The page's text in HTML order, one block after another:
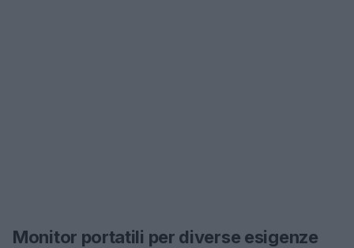
Monitor portatili per diverse esigenze